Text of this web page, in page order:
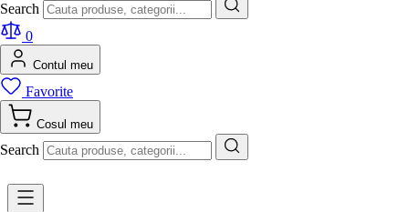
Search
0
Contul meu
Favorite
Cosul meu
Search